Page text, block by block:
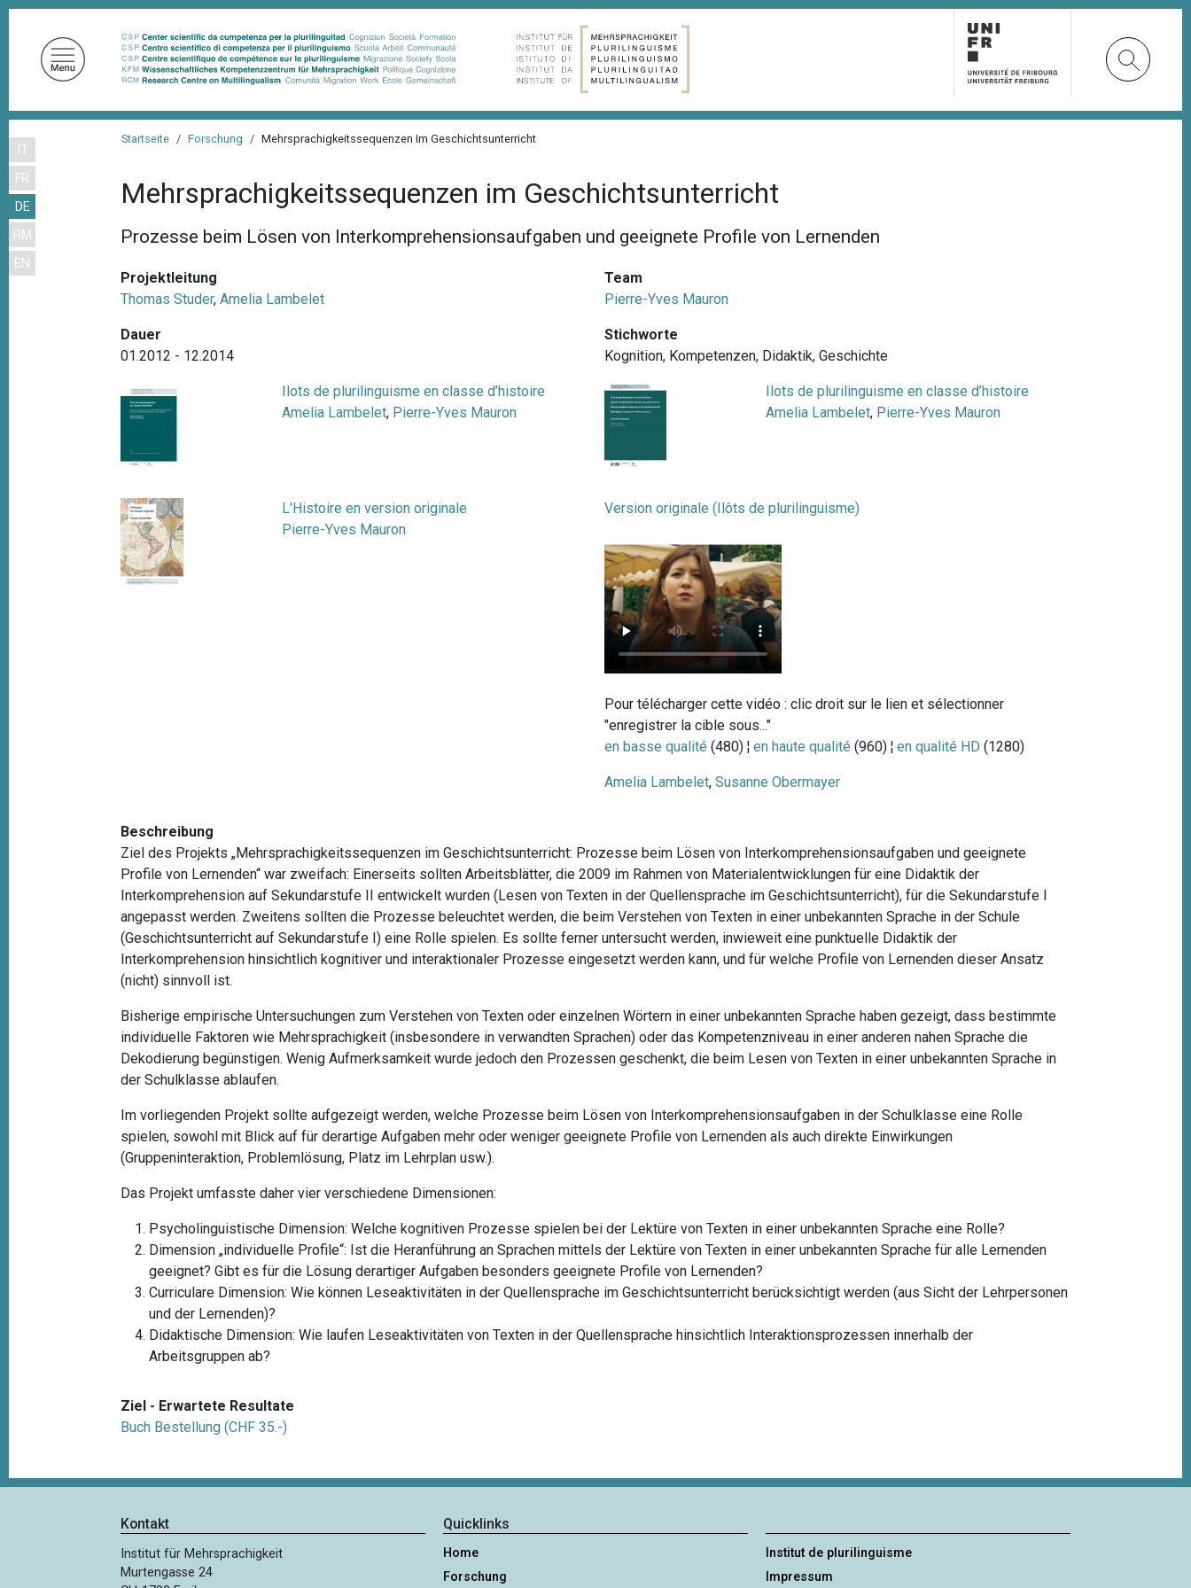
D
IT
FR
DE
RM
EN
Startseite Forschung Mehrsprachigkeitssequenzen Im Geschichtsunterricht
Mehrsprachigkeitssequenzen im Geschichtsunterricht
Prozesse beim Lösen von Interkomprehensionsaufgaben und geeignete Profile von Lernenden
Projektleitung
Thomas Studer,Amelia Lambelet
Team
Pierre-Yves Mauron
Dauer
01.2012 - 12.2014
Stichworte
Kognition, Kompetenzen, Didaktik, Geschichte
Ilots de plurilinguisme en classe d’histoire
Amelia Lambelet, Pierre-Yves Mauron
Ilots de plurilinguisme en classe d’histoire
Amelia Lambelet, Pierre-Yves Mauron
L'Histoire en version originale
Pierre-Yves Mauron
Version originale (Ilôts de plurilinguisme)
Pour télécharger cette vidéo : clic droit sur le lien et sélectionner
"enregistrer la cible sous..."
en basse qualité (480) ¦ en haute qualité (960) ¦ en qualité HD (1280)
Amelia Lambelet, Susanne Obermayer
Beschreibung
Ziel des Projekts „Mehrsprachigkeitssequenzen im Geschichtsunterricht: Prozesse beim Lösen von Interkomprehensionsaufgaben und geeignete
Profile von Lernenden“ war zweifach: Einerseits sollten Arbeitsblätter, die 2009 im Rahmen von Materialentwicklungen für eine Didaktik der
Interkomprehension auf Sekundarstufe II entwickelt wurden (Lesen von Texten in der Quellensprache im Geschichtsunterricht), für die Sekundarstufe I
angepasst werden. Zweitens sollten die Prozesse beleuchtet werden, die beim Verstehen von Texten in einer unbekannten Sprache in der Schule
(Geschichtsunterricht auf Sekundarstufe I) eine Rolle spielen. Es sollte ferner untersucht werden, inwieweit eine punktuelle Didaktik der
Interkomprehension hinsichtlich kognitiver und interaktionaler Prozesse eingesetzt werden kann, und für welche Profile von Lernenden dieser Ansatz
(nicht) sinnvoll ist.
Bisherige empirische Untersuchungen zum Verstehen von Texten oder einzelnen Wörtern in einer unbekannten Sprache haben gezeigt, dass bestimmte
individuelle Faktoren wie Mehrsprachigkeit (insbesondere in verwandten Sprachen) oder das Kompetenzniveau in einer anderen nahen Sprache die
Dekodierung begünstigen. Wenig Aufmerksamkeit wurde jedoch den Prozessen geschenkt, die beim Lesen von Texten in einer unbekannten Sprache in
der Schulklasse ablaufen.
Im vorliegenden Projekt sollte aufgezeigt werden, welche Prozesse beim Lösen von Interkomprehensionsaufgaben in der Schulklasse eine Rolle
spielen, sowohl mit Blick auf für derartige Aufgaben mehr oder weniger geeignete Profile von Lernenden als auch direkte Einwirkungen
(Gruppeninteraktion, Problemlösung, Platz im Lehrplan usw.).
Das Projekt umfasste daher vier verschiedene Dimensionen:
Psycholinguistische Dimension: Welche kognitiven Prozesse spielen bei der Lektüre von Texten in einer unbekannten Sprache eine Rolle?
Dimension „individuelle Profile“: Ist die Heranführung an Sprachen mittels der Lektüre von Texten in einer unbekannten Sprache für alle Lernenden
geeignet? Gibt es für die Lösung derartiger Aufgaben besonders geeignete Profile von Lernenden?
Curriculare Dimension: Wie können Leseaktivitäten in der Quellensprache im Geschichtsunterricht berücksichtigt werden (aus Sicht der Lehrpersonen
und der Lernenden)?
Didaktische Dimension: Wie laufen Leseaktivitäten von Texten in der Quellensprache hinsichtlich Interaktionsprozessen innerhalb der
Arbeitsgruppen ab?
Ziel - Erwartete Resultate
Buch Bestellung (CHF 35.-)
Kontakt
Institut für Mehrsprachigkeit
Murtengasse 24
Quicklinks
Home
Forschung
Institut de plurilinguisme
Impressum